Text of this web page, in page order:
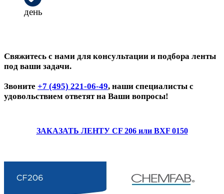
день
Свяжитесь с нами для консультации и подбора ленты
под ваши задачи.
Звоните +7 (495) 221-06-49, наши специалисты с
удовольствием ответят на Ваши вопросы!
ЗАКАЗАТЬ ЛЕНТУ CF 206 или BXF 0150